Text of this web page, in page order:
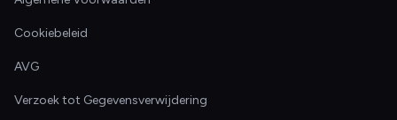
Cookiebeleid
AVG
Verzoek tot Gegevensverwijdering